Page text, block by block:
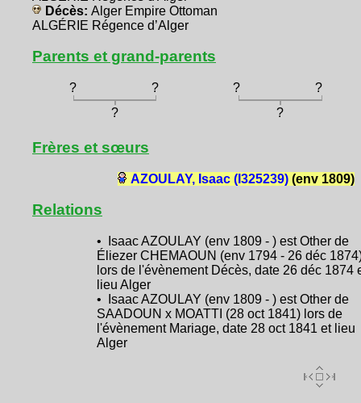
Décès: Alger Empire Ottoman
ALGÉRIE Régence d’Alger
Parents et grand-parents
? ? ?
?
?
?
Frères et sœurs
AZOULAY, Isaac (I325239)(env 1809)
Relations
• Isaac AZOULAY (env 1809 - ) est Other de
Éliezer CHEMAOUN (env 1794 - 26 déc
lors de l'évènement Décès, date 26 déc 1874
lieu Alger
• Isaac AZOULAY (env 1809 - ) est Other de
SAADOUN x MOATTI (28 oct 1841) lors de
l'évènement Mariage, date 28 oct 1841 et lieu
Alger